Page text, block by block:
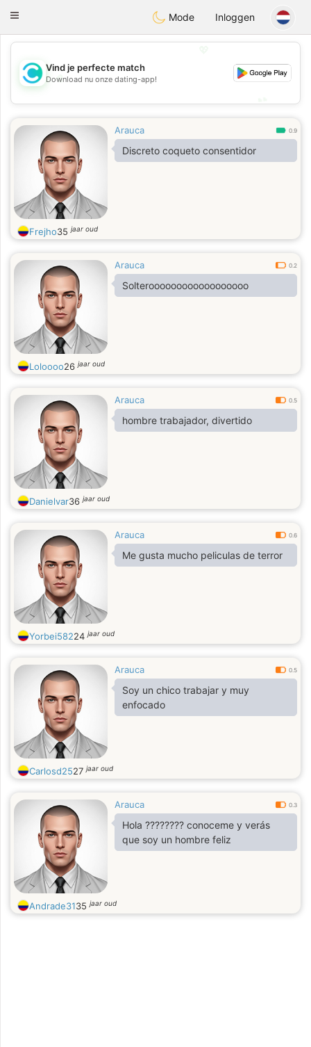
olombiaCitas
Toggle
Mode Inloggen
💖
💕
Vind je perfecte match
Download nu onze dating-app!
Arauca 0.9
Discreto coqueto consentidor
Frejho35jaar oud
Arauca 0.2
Solteroooooooooooooooooo
Loloooo26jaar oud
Arauca 0.5
hombre trabajador, divertido
Danielvar36jaar oud
Arauca 0.6
Me gusta mucho peliculas de terror
Yorbei58224jaar oud
Arauca 0.5
Soy un chico trabajar y muy
enfocado
Carlosd2527jaar oud
Arauca 0.3
Hola ???????? conoceme y verás
que soy un hombre feliz
Andrade3135jaar oud